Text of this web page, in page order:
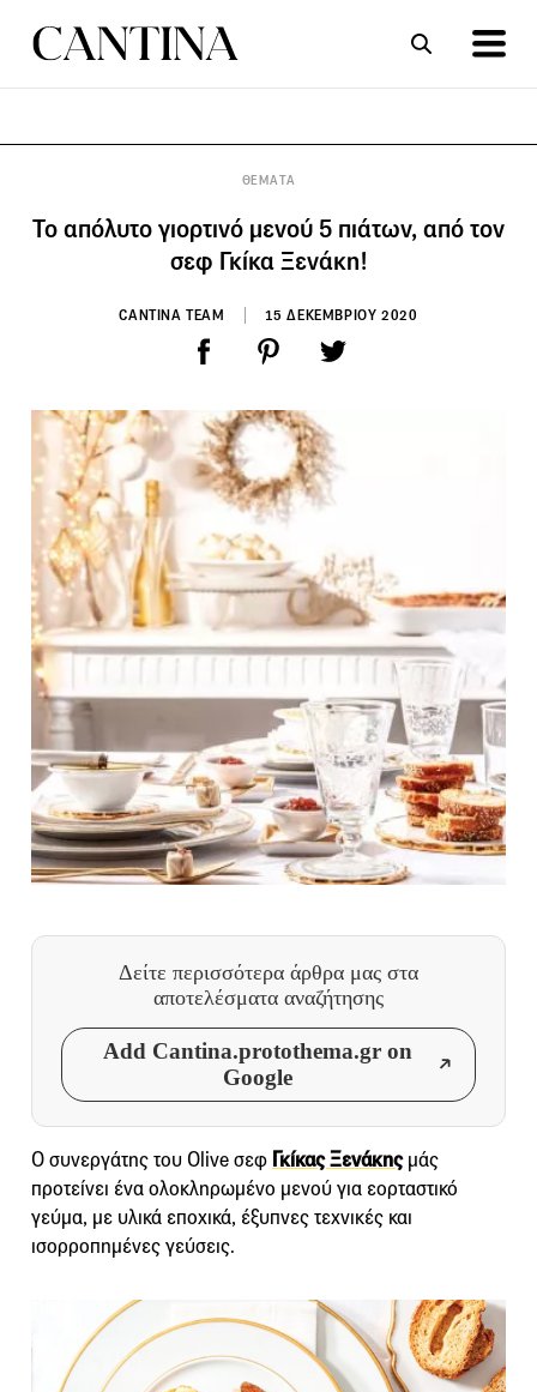
ΘΕΜΑΤΑ
Το απόλυτο γιορτινό μενού 5 πιάτων, από τον
σεφ Γκίκα Ξενάκη!
CANTINA TEAM 15 ΔΕΚΕΜΒΡΙΟΥ 2020
Δείτε περισσότερα άρθρα μας στα
αποτελέσματα αναζήτησης
Add Cantina.protothema.gr on
Google
Ο συνεργάτης του Olive σεφ Γκίκας Ξενάκηςμάς
προτείνει ένα ολοκληρωμένο μενού για εορταστικό
γεύμα, με υλικά εποχικά, έξυπνες τεχνικές και
ισορροπημένες γεύσεις.